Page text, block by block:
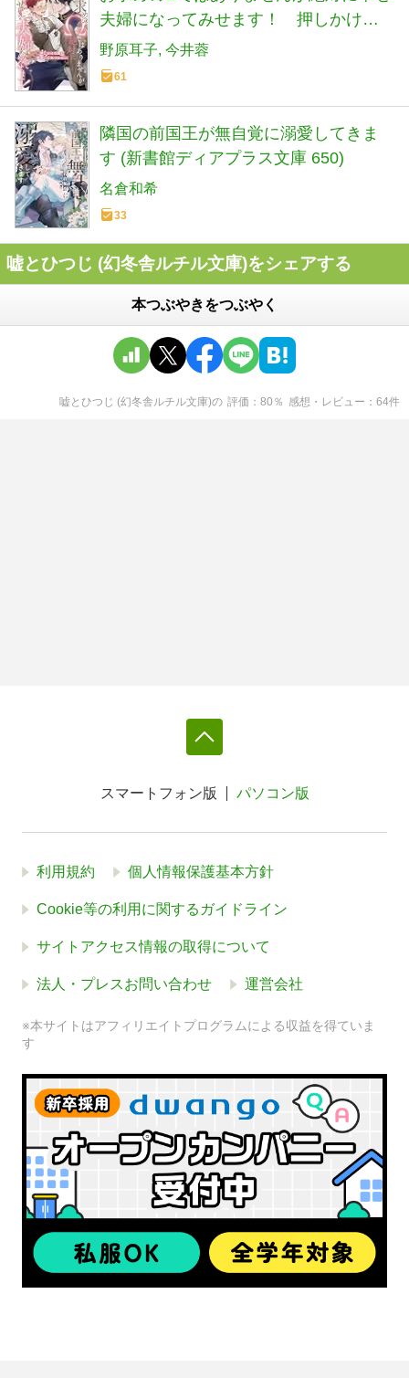
夫婦になってみせます！ 押しかけ花
嫁は両想いに気づかない
野原耳子 今井蓉
61
隣国の前国王が無自覚に溺愛してきま
す (新書館ディアプラス文庫 650)
名倉和希
33
嘘とひつじ (幻冬舎ルチル文庫)をシェアする
本つぶやきをつぶやく
嘘とひつじ (幻冬舎ルチル文庫)の 評価 80 ％ 感想・レビュー 64件
スマートフォン版 パソコン版
利用規約 個人情報保護基本方針
Cookie等の利用に関するガイドライン
サイトアクセス情報の取得について
法人・プレスお問い合わせ 運営会社
※本サイトはアフィリエイトプログラムによる収益を得ていま
す